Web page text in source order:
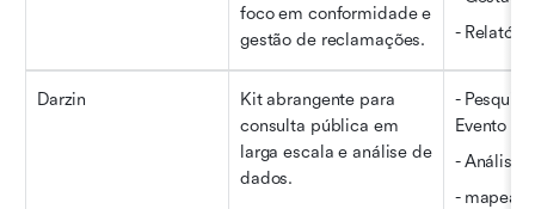
foco em conformidade e
gestão de reclamações.
-
Darzin
Kit abrangente para
consulta pública em
larga escala e análise de
dados.
-
Evento
- Análise
-